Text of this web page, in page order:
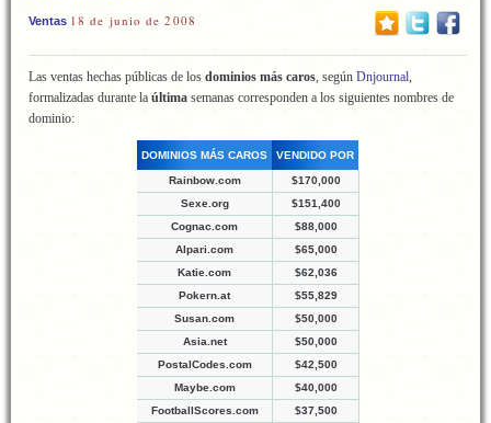
Ventas 18 de junio de 2008
Las ventas hechas públicas de los dominios más caros, según Dnjournal,
formalizadas durante la última semanas corresponden a los siguientes nombres de
dominio:
DOMINIOS MÁS CAROS VENDIDO POR
Rainbow.com
$170,000
Sexe.org
$151,400
Cognac.com
$88,000
Alpari.com
$65,000
Katie.com
$62,036
Pokern.at
$55,829
Susan.com
$50,000
Asia.net
$50,000
PostalCodes.com
$42,500
Maybe.com
$40,000
FootballScores.com
$37,500